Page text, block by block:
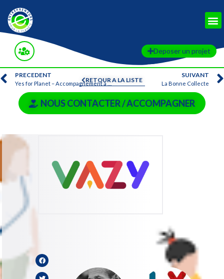
Deposer un projet
RETOUR A LA LISTE
PRECEDENT
Yes for Planet – Accompagnement à une transition environnementale et sociale
SUIVANT
La Bonne Collecte
NOUS CONTACTER / ACCOMPAGNER